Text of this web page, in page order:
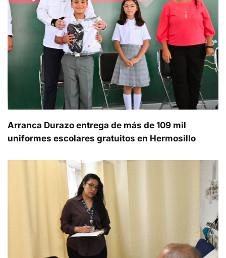
Arranca Durazo entrega de más de 109 mil
uniformes escolares gratuitos en Hermosillo